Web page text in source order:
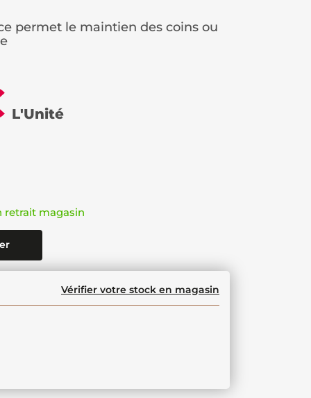
permet le maintien des coins ou
L'Unité
retrait magasin
Vérifier votre stock en magasin